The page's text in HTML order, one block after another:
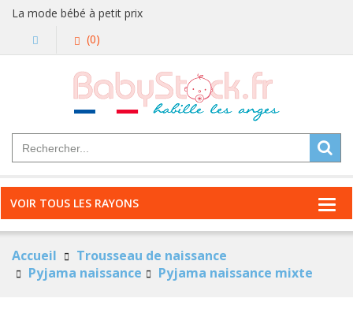
La mode bébé à petit prix
(0)
VOIR TOUS LES RAYONS
Accueil
Trousseau de naissance
Pyjama naissance
Pyjama naissance mixte